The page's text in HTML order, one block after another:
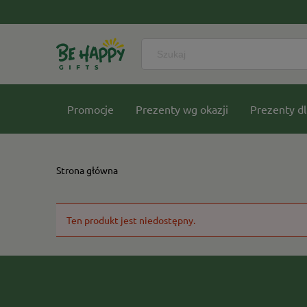
Promocje Prezenty wg okazji Prezenty
Strona główna
Ten produkt jest niedostępny.